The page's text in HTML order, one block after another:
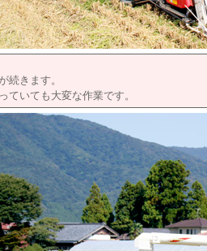
続きます。
いても大変な作業です。